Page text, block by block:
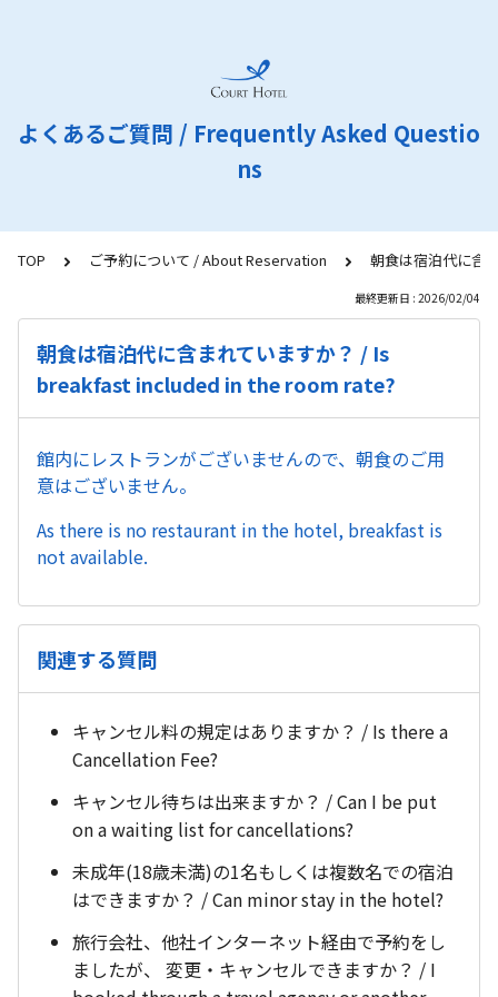
よくあるご質問 / Frequently Asked Questio
ns
TOP ご予約について / About Reservation 朝食は宿泊代に含
最終更新日 : 2026/02/04
朝食は宿泊代に含まれていますか？ / Is
breakfast included in the room rate?
館内にレストランがございませんので、朝食のご用
意はございません。
As there is no restaurant in the hotel, breakfast is
not available.
関連する質問
キャンセル料の規定はありますか？ / Is there a
Cancellation Fee?
キャンセル待ちは出来ますか？ / Can I be put
on a waiting list for cancellations?
未成年(18歳未満)の1名もしくは複数名での宿泊
はできますか？ / Can minor stay in the hotel?
旅行会社、他社インターネット経由で予約をし
ましたが、 変更・キャンセルできますか？ / I